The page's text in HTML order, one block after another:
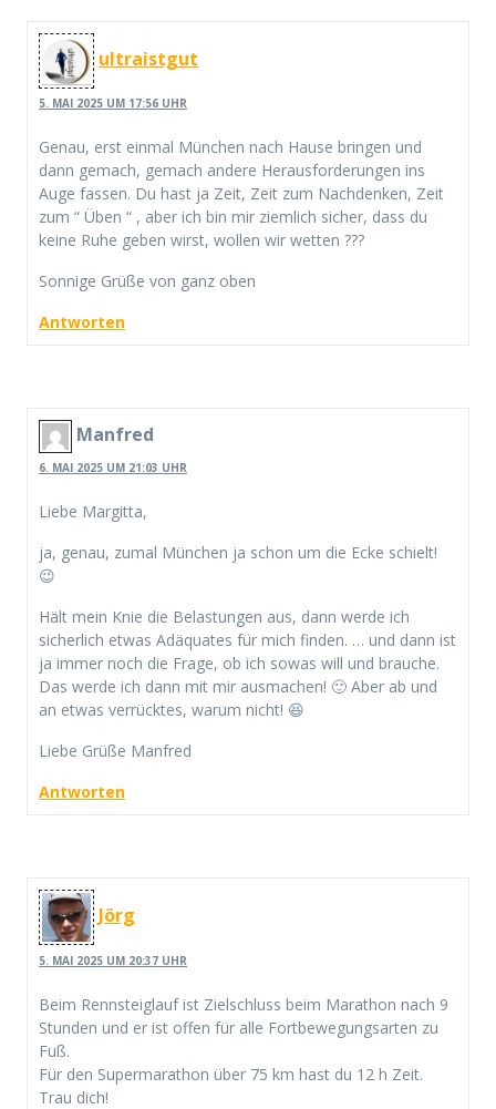
ultraistgut
5. MAI 2025 UM 17:56 UHR
Genau, erst einmal München nach Hause bringen und
dann gemach, gemach andere Herausforderungen ins
Auge fassen. Du hast ja Zeit, Zeit zum Nachdenken, Zeit
zum “ Üben “ , aber ich bin mir ziemlich sicher, dass du
keine Ruhe geben wirst, wollen wir wetten ???
Sonnige Grüße von ganz oben
Antworten
Manfred
6. MAI 2025 UM 21:03 UHR
Liebe Margitta,
ja, genau, zumal München ja schon um die Ecke schielt!
😉
Hält mein Knie die Belastungen aus, dann werde ich
sicherlich etwas Adäquates für mich finden. … und dann ist
ja immer noch die Frage, ob ich sowas will und brauche.
Das werde ich dann mit mir ausmachen! 🙂 Aber ab und
an etwas verrücktes, warum nicht! 😆
Liebe Grüße Manfred
Antworten
Jörg
5. MAI 2025 UM 20:37 UHR
Beim Rennsteiglauf ist Zielschluss beim Marathon nach 9
Stunden und er ist offen für alle Fortbewegungsarten zu
Fuß.
Für den Supermarathon über 75 km hast du 12 h Zeit.
Trau dich!